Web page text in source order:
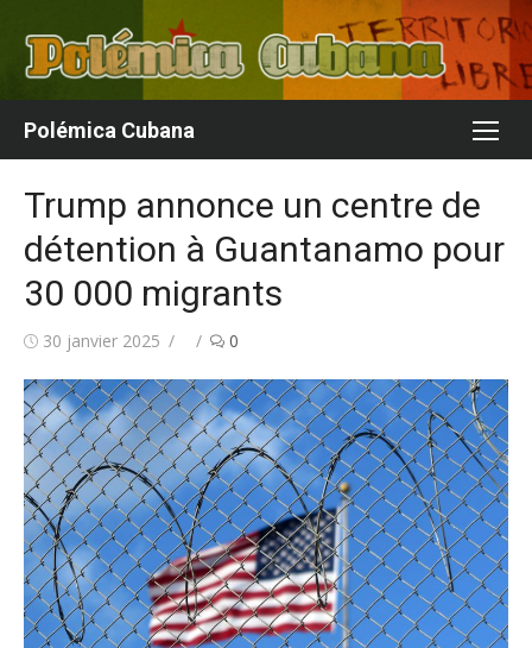
contenu
Polémica Cubana
Trump annonce un centre de
détention à Guantanamo pour
30 000 migrants
Publié30 janvier 2025 Auteur/autrice
0